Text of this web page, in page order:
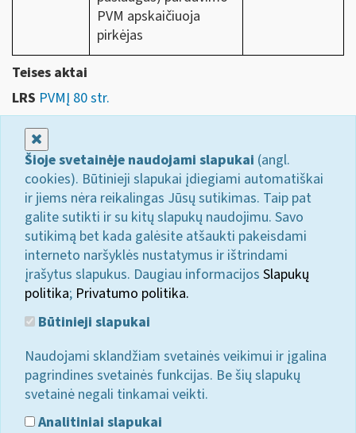
PVM apskaičiuoja
pirkėjas
Teises aktai
LRS PVMĮ 80 str.
Šioje svetainėje naudojami slapukai (angl.
cookies). Būtinieji slapukai įdiegiami automatiškai
ir jiems nėra reikalingas Jūsų sutikimas. Taip pat
galite sutikti ir su kitų slapukų naudojimu. Savo
sutikimą bet kada galėsite atšaukti pakeisdami
interneto naršyklės nustatymus ir ištrindami
įrašytus slapukus. Daugiau informacijos Slapukų
politika; Privatumo politika.
Būtinieji slapukai
Naudojami sklandžiam svetainės veikimui ir įgalina
pagrindines svetainės funkcijas. Be šių slapukų
svetainė negali tinkamai veikti.
Analitiniai slapukai